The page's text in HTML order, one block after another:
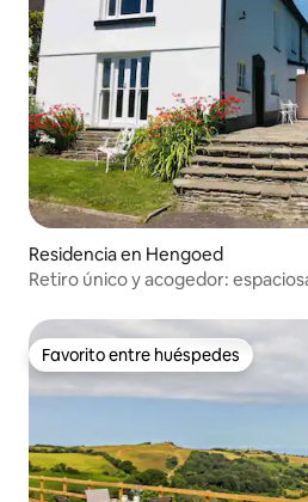
Residencia en Hengoed
Retiro único y acogedor:
Favorito entre huéspedes
Favorito entre huéspedes